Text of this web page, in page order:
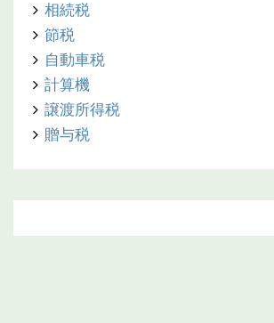
相続税
節税
自動車税
計算機
譲渡所得税
贈与税